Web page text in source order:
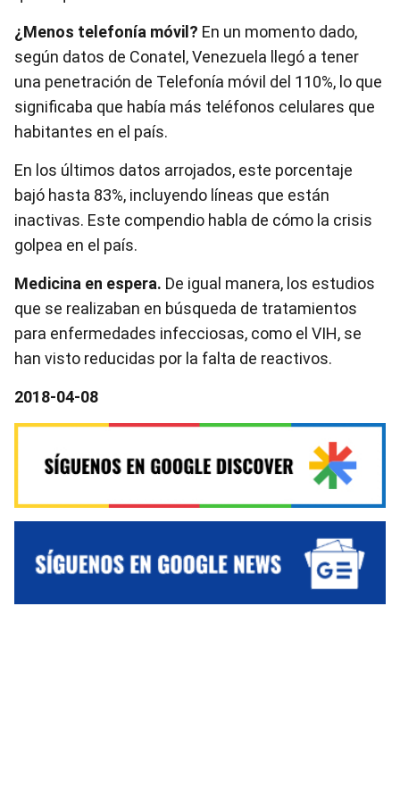
¿Menos telefonía móvil? En un momento dado,
según datos de Conatel, Venezuela llegó a tener
una penetración de Telefonía móvil del 110%, lo que
significaba que había más teléfonos celulares que
habitantes en el país.
En los últimos datos arrojados, este porcentaje
bajó hasta 83%, incluyendo líneas que están
inactivas. Este compendio habla de cómo la crisis
golpea en el país.
Medicina en espera. De igual manera, los estudios
que se realizaban en búsqueda de tratamientos
para enfermedades infecciosas, como el VIH, se
han visto reducidas por la falta de reactivos.
2018-04-08